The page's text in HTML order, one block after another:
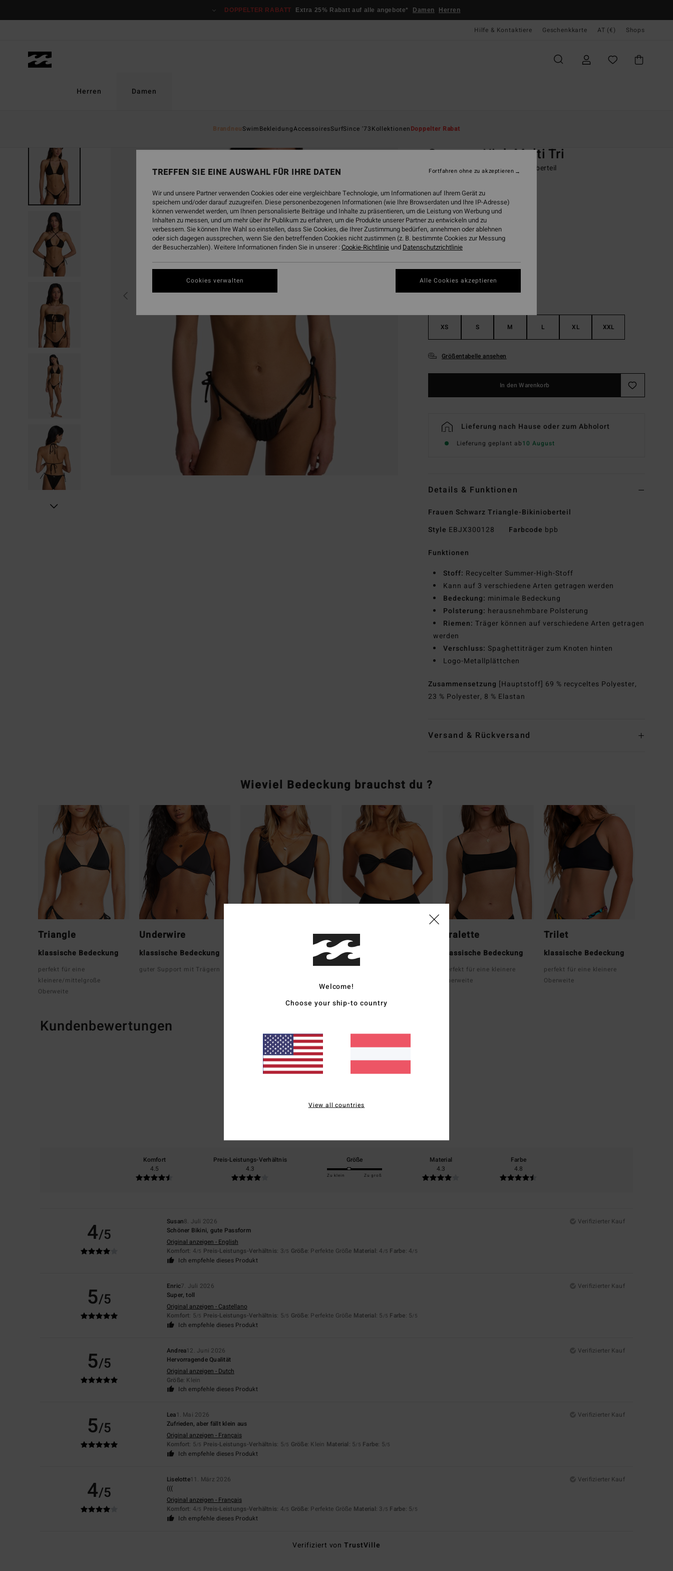
DOPPELTER RABATT Extra 25% Rabatt auf alle angebote* Damen Herren
Hilfe & Kontaktiere Geschenkkarte AT (€) Shops
Herren Damen
BrandneuSwimBekleidungAccessoiresSurfSince '73KollektionenDoppelter Rabat
Summer High Multi Tri
Frauen Schwarz Triangle-Bikinioberteil
ECO-BONUS
€ 35,95
FarbeBlack Pebble
XS S M L XL XXL
Größentabelle ansehen
In den Warenkorb
Lieferung nach Hause oder zum Abholort
Lieferung geplant ab10 August
Details & Funktionen
Frauen Schwarz Triangle-Bikinioberteil
Style EBJX300128 Farbcode bpb
Funktionen
Stoff: Recycelter Summer-High-Stoff
Kann auf 3 verschiedene Arten getragen werden
Bedeckung: minimale Bedeckung
Polsterung: herausnehmbare Polsterung
Riemen:Träger können auf verschiedene Arten getragen
werden
Verschluss: Spaghettiträger zum Knoten hinten
Logo-Metallplättchen
Zusammensetzung [Hauptstoff] 69 % recyceltes Polyester,
23 % Polyester, 8 % Elastan
Versand & Rückversand
Wieviel Bedeckung brauchst du ?
Triangle
klassische Bedeckung
perfekt für eine
kleinere/mittelgroße
Oberweite
Underwire
klassische Bedeckung
guter Support mit Trägern
klassische Bedeckung
Bandeau
klassische Bedeckung
Oberweite
Bralette
klassische Bedeckung
perfekt für eine kleinere
Oberweite
Trilet
klassische Bedeckung
perfekt für eine kleinere
Oberweite
Kundenbewertungen
Durchschnittliche Bewertung
Komfort
4.5
Preis-Leistungs-Verhältnis
4.3
Größe
Zu klein Zu groß
Material
4.3
Farbe
4.8
4/5
Susan8. Juli 2026
Verifizierter Kauf
Schöner Bikini, gute Passform
Original anzeigen - English
Komfort: 4/5 Preis-Leistungs-Verhältnis: 3/5 Größe: Perfekte Größe Material: 4 /5 Farbe: 4/5
Ich empfehle dieses Produkt
5/5
Enric7. Juli 2026
Verifizierter Kauf
Super, toll
Original anzeigen - Castellano
Komfort: 5/5 Preis-Leistungs-Verhältnis: 5/5 Größe: Perfekte Größe Material: 5 /5 Farbe: 5/5
Ich empfehle dieses Produkt
5/5
Andrea12. Juni 2026
Verifizierter Kauf
Hervorragende Qualität
Original anzeigen - Dutch
Größe: Klein
Ich empfehle dieses Produkt
5/5
Lea1. Mai 2026
Verifizierter Kauf
Zufrieden, aber fällt klein aus
Original anzeigen - Français
Komfort: 5/5 Preis-Leistungs-Verhältnis: 5/5 Größe: Klein Material: 5/5 Farbe: 5/5
Ich empfehle dieses Produkt
4/5
Liselotte11. März 2026
Verifizierter Kauf
(((
Original anzeigen - Français
Komfort: 4/5 Preis-Leistungs-Verhältnis: 4/5 Größe: Perfekte Größe Material: 3 /5 Farbe: 5/5
Ich empfehle dieses Produkt
Verifiziert vonTrustVille
Welcome!
Choose your ship-to country
View all countries
TREFFEN SIE EINE AUSWAHL FÜR IHRE DATEN
Wir und unsere Partner verwenden Cookies oder eine vergleichbare Technologie, um Informationen auf Ihrem Gerät zu
speichern und/oder darauf zuzugreifen. Diese personenbezogenen Informationen (wie Ihre Browserdaten und Ihre IP-Adresse)
können verwendet werden, um Ihnen personalisierte Beiträge und Inhalte zu präsentieren, um die Leistung von Werbung und
Inhalten zu messen, und um mehr über ihr Publikum zu erfahren, um die Produkte unserer Partner zu entwickeln und zu
verbessern. Sie können Ihre Wahl so einstellen, dass Sie Cookies, die Ihrer Zustimmung bedürfen, annehmen oder ablehnen
oder sich dagegen aussprechen, wenn Sie den betreffenden Cookies nicht zustimmen (z. B. bestimmte Cookies zur Messung
der Besucherzahlen). Weitere Informationen finden Sie in unserer :Cookie-Richtlinie und Datenschutzrichtlinie
Cookies verwalten
Fortfahren ohne zu akzeptieren
Alle Cookies akzeptieren